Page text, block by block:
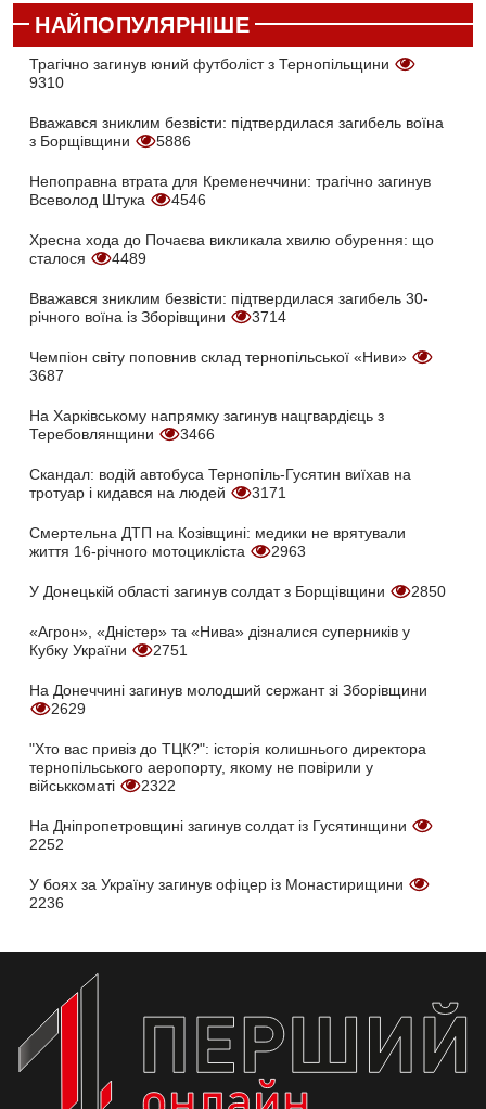
НАЙПОПУЛЯРНІШЕ
Трагічно загинув юний футболіст з Тернопільщини
9310
Вважався зниклим безвісти: підтвердилася загибель воїна
з Борщівщини
5886
Непоправна втрата для Кременеччини: трагічно загинув
Всеволод Штука
4546
Хресна хода до Почаєва викликала хвилю обурення: що
сталося
4489
Вважався зниклим безвісти: підтвердилася загибель 30-
річного воїна із Зборівщини
3714
Чемпіон світу поповнив склад тернопільської «Ниви»
3687
На Харківському напрямку загинув нацгвардієць з
Теребовлянщини
3466
Скандал: водій автобуса Тернопіль-Гусятин виїхав на
тротуар і кидався на людей
3171
Смертельна ДТП на Козівщині: медики не врятували
життя 16-річного мотоцикліста
2963
У Донецькій області загинув солдат з Борщівщини 2850
«Агрон», «Дністер» та «Нива» дізналися суперників у
Кубку України
2751
На Донеччині загинув молодший сержант зі Зборівщини
2629
"Хто вас привіз до ТЦК?": історія колишнього директора
тернопільського аеропорту, якому не повірили у
військкоматі
2322
На Дніпропетровщині загинув солдат із Гусятинщини
2252
У боях за Україну загинув офіцер із Монастирищини
2236